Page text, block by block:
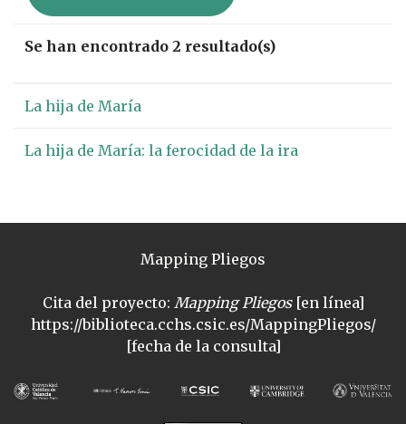
Se han encontrado 2 resultado(s)
La hija de María
La hija de María: la ferocidad de la ira
Mapping Pliegos
Cita del proyecto: Mapping Pliegos[en línea]
https://biblioteca.cchs.csic.es/MappingPliegos/
[fecha de la consulta]